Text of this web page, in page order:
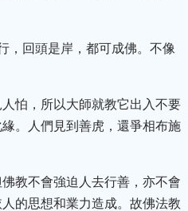
，回頭是岸，都可成佛。不像
怕，所以大師就教它出入不要
。人們見到善虎，還爭相布施
教不會強迫人去行善，亦不會
的思想和業力造成。故佛法教